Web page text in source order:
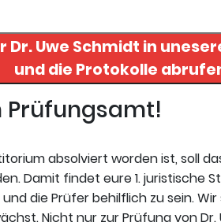
Dr. Uwe Schmidt in uneserer
und die Protokolle
Prüfungsamt!
absolviert worden ist, soll
Damit findet eure 1. juristische
die Prüfer behilflich zu sein.
Nicht nur zur Prüfung von Dr.